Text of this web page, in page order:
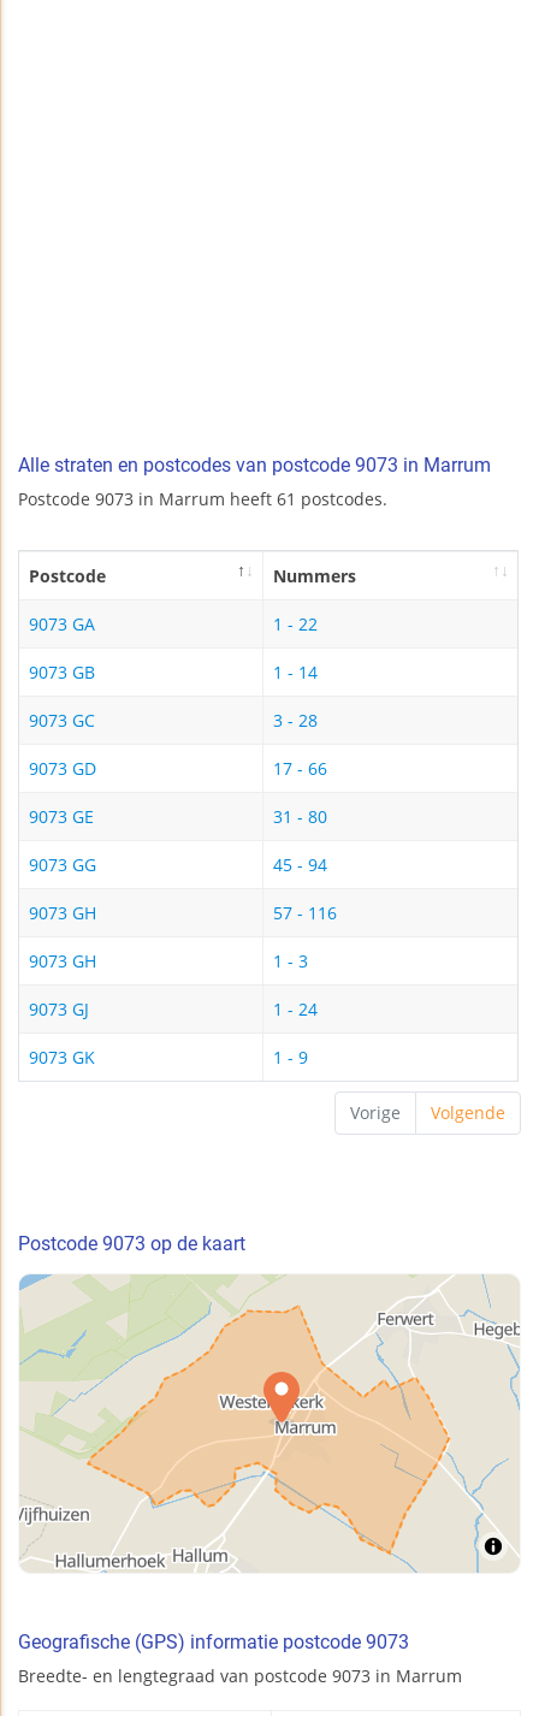
Alle straten en postcodes van postcode 9073 in Marrum
Postcode 9073 in Marrum heeft 61 postcodes.
Postcode Nummers
9073 GA 1 - 22
9073 GB 1 - 14
9073 GC 3 - 28
9073 GD 17 - 66
9073 GE 31 - 80
9073 GG 45 - 94
9073 GH 57 - 116
9073 GH 1 - 3
9073 GJ 1 - 24
9073 GK 1 - 9
Vorige Volgende
Postcode 9073 op de kaart
Geografische (GPS) informatie postcode 9073
Breedte- en lengtegraad van postcode 9073 in Marrum